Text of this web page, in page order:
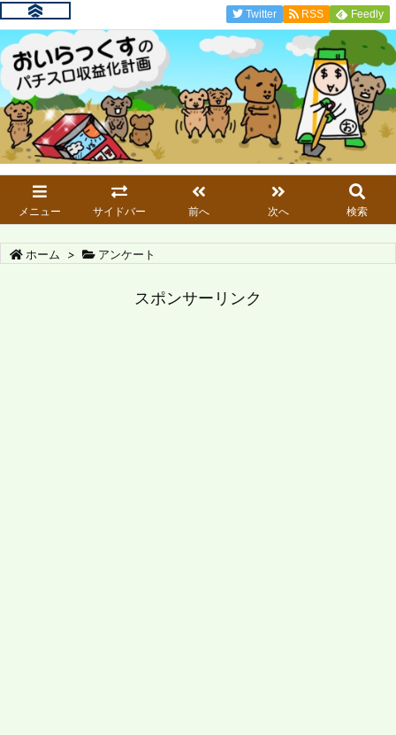
メニュー サイドバー 前へ 次へ 検索
Twitter RSS Feedly
ホーム > アンケート
スポンサーリンク